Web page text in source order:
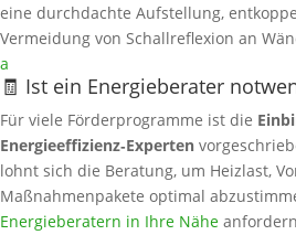
eine durchdachte Aufstellung,
Vermeidung von Schallreflexion an
a
🧾 Ist ein Energieberater
Für viele Förderprogramme ist die
Energieeffizienz‑Experten
lohnt sich die Beratung, um Heizlast,
Maßnahmenpakete optimal
Energieberatern in Ihre Nähe